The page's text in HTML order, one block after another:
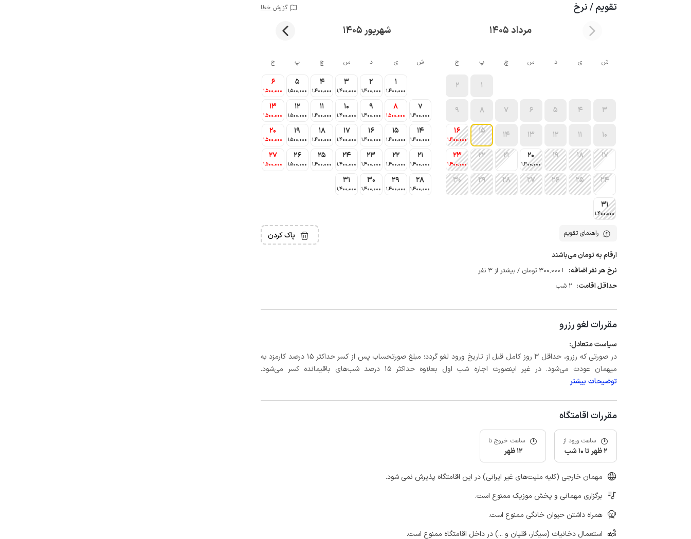
تقویم / نرخ گزارش خطا
مرداد 1405 شهریور 1405
ش ی د س چ پ ج
1
2
3
4
5
6
7
8
9
10
11
12
13
14
15
16
1٬400٬000
17
18
19
20
1٬300٬000
21
22
23
1٬400٬000
24
25
26
27
28
29
30
31
1٬400٬000
ش ی د س چ پ ج
1
1٬400٬000
2
1٬400٬000
3
1٬400٬000
4
1٬400٬000
5
1٬500٬000
6
1٬500٬000
7
1٬400٬000
8
1٬500٬000
9
1٬400٬000
10
1٬400٬000
11
1٬400٬000
12
1٬500٬000
13
1٬500٬000
14
1٬400٬000
15
1٬400٬000
16
1٬400٬000
17
1٬400٬000
18
1٬400٬000
19
1٬500٬000
20
1٬500٬000
21
1٬400٬000
22
1٬400٬000
23
1٬400٬000
24
1٬400٬000
25
1٬400٬000
26
1٬500٬000
27
1٬500٬000
28
1٬400٬000
29
1٬400٬000
30
1٬400٬000
31
1٬400٬000
راهنمای تقویم پاک کردن
ارقام به تومان می‌باشند
نرخ هر نفر اضافه: +300٬000 تومان / بیشتر از 3 نفر
حداقل اقامت: 2 شب
مقررات لغو رزرو
سیاست متعادل:
در صورتی که رزرو، حداقل 3 روز کامل قبل از تاریخ ورود لغو گردد؛ مبلغ صورتحساب پس از کسر حداکثر 15 درصد کارمزد به
میهمان عودت می‌شود. در غیر اینصورت اجاره شب اول بعلاوه حداکثر 15 درصد شب‌های باقیمانده کسر می‌شود.
توضیحات بیشتر
مقررات اقامتگاه
ساعت ورود از
2 ظهر تا 10 شب
ساعت خروج تا
12 ظهر
مهمان خارجی (کلیه ملیت‌های غیر ایرانی) در این اقامتگاه پذیرش نمی شود.
برگزاری مهمانی و پخش موزیک ممنوع است.
همراه داشتن حیوان خانگی ممنوع است.
استعمال دخانیات (سیگار، قلیان و ...) در داخل اقامتگاه ممنوع است.